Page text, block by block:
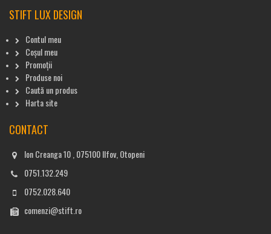
STIFT LUX DESIGN
Contul meu
Coșul meu
Promoții
Produse noi
Caută un produs
Harta site
CONTACT
Ion Creanga 10 , 075100 Ilfov, Otopeni
0751.132.249
0752.028.640
comenzi@stift.ro